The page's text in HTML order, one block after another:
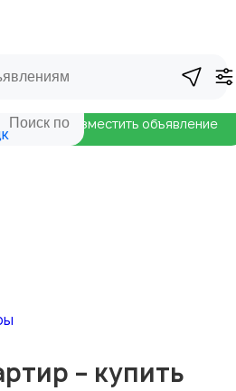
Разместить объявление
– купить